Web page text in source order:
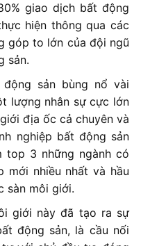
giao dịch bất động
hiện thông qua các
góp to lớn của đội ngũ
sản.
sản bùng nổ vài
lượng nhân sự cực lớn
địa ốc cả chuyên và
nghiệp bất động sản
top 3 những ngành có
mới nhiều nhất và hầu
sàn môi giới.
giới này đã tạo ra sự
động sản, là cầu nối